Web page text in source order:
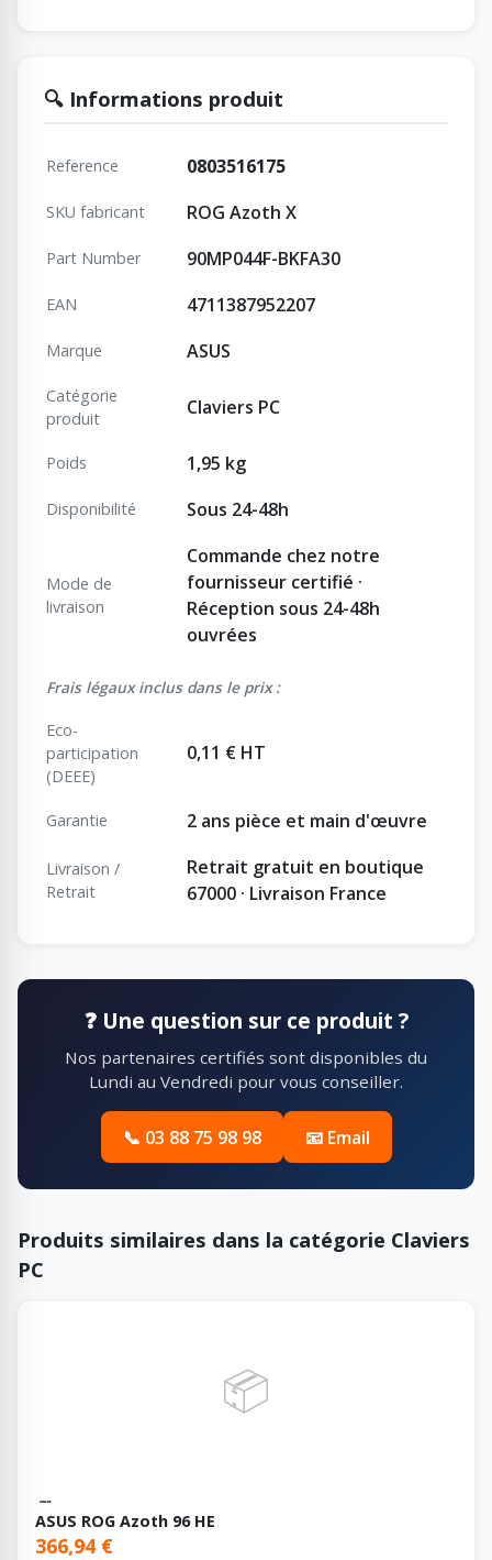
🔍 Informations produit
Reference 0803516175
SKU fabricant ROG Azoth X
Part Number 90MP044F-BKFA30
EAN 4711387952207
Marque ASUS
Catégorie
produit
Claviers PC
Poids 1,95 kg
Disponibilité Sous 24-48h
Mode de
livraison
Commande chez notre
fournisseur certifié ·
Réception sous 24-48h
ouvrées
Frais légaux inclus dans le prix :
Eco-
participation
(DEEE)
0,11 € HT
Garantie 2 ans pièce et main d'œuvre
Livraison /
Retrait
Retrait gratuit en boutique
67000 · Livraison France
❓ Une question sur ce produit ?
Nos partenaires certifiés sont disponibles du
Lundi au Vendredi pour vous conseiller.
📞 03 88 75 98 98 📧 Email
Produits similaires dans la catégorie Claviers
PC
📦
ASUS ROG Azoth 96 HE
366,94 €